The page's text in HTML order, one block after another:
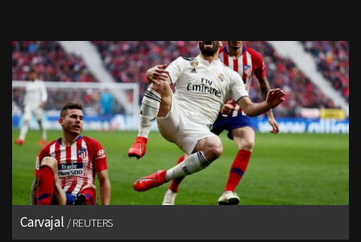
Carvajal REUTERS